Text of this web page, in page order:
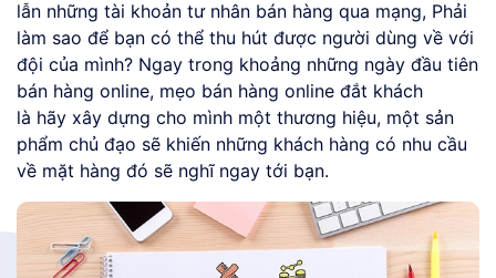
lẫn những tài khoản tư nhân bán hàng qua mạng, Phải
làm sao để bạn có thể thu hút được người dùng về với
đội của mình? Ngay trong khoảng những ngày đầu tiên
bán hàng online, mẹo bán hàng online đắt khách
là hãy xây dựng cho mình một thương hiệu, một sản
phẩm chủ đạo sẽ khiến những khách hàng có nhu cầu
về mặt hàng đó sẽ nghĩ ngay tới bạn.